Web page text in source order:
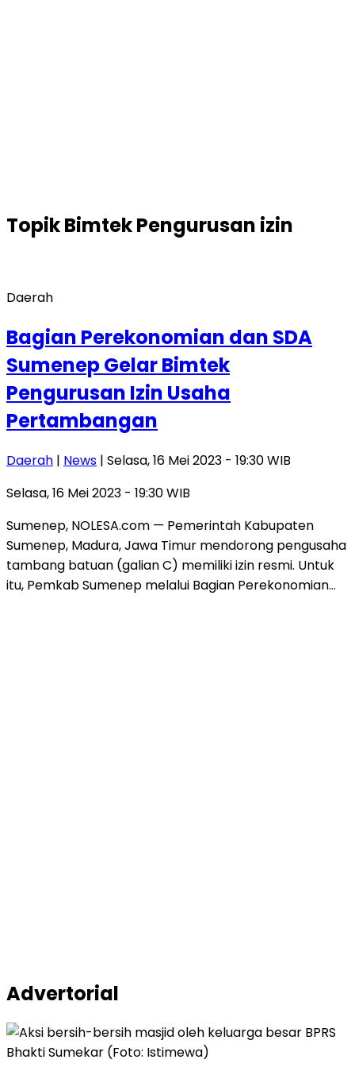
TopikBimtek Pengurusan izin
Daerah
Bagian Perekonomian dan SDA
Sumenep Gelar Bimtek
Pengurusan Izin Usaha
Pertambangan
Daerah | News | Selasa, 16 Mei 2023 - 19:30 WIB
Selasa, 16 Mei 2023 - 19:30 WIB
Sumenep, NOLESA.com — Pemerintah Kabupaten
Sumenep, Madura, Jawa Timur mendorong pengusaha
tambang batuan (galian C) memiliki izin resmi. Untuk
itu, Pemkab Sumenep melalui Bagian Perekonomian…
Advertorial